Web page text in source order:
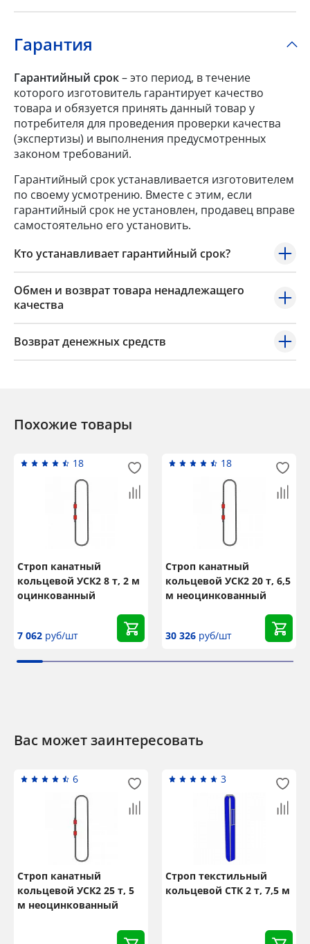
Гарантия
Гарантийный срок– это период, в течение
которого изготовитель гарантирует качество
товара и обязуется принять данный товар у
потребителя для проведения проверки качества
(экспертизы) и выполнения предусмотренных
законом требований.
Гарантийный срок устанавливается изготовителем
по своему усмотрению. Вместе с этим, если
гарантийный срок не установлен, продавец вправе
самостоятельно его установить.
Кто устанавливает гарантийный срок?
Обмен и возврат товара ненадлежащего
качества
Возврат денежных средств
Похожие товары
18
Строп канатный
кольцевой УСК2 8 т, 2 м
оцинкованный
7 062 руб/шт
18
Строп канатный
кольцевой УСК2 20 т, 6,5
м неоцинкованный
30 326 руб/шт
Вас может заинтересовать
6
Строп канатный
кольцевой УСК2 25 т, 5
м неоцинкованный
3
Строп текстильный
кольцевой СТК 2 т, 7,5 м